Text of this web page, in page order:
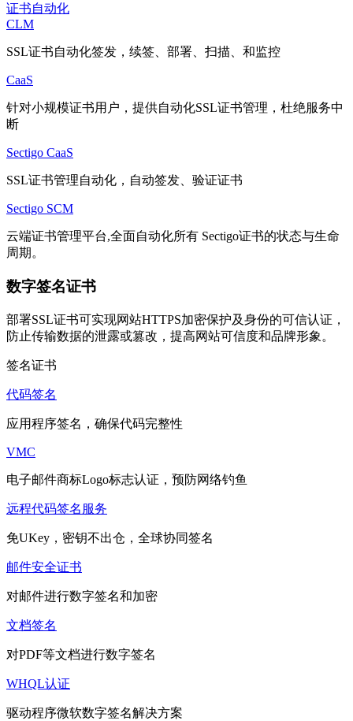
证书自动化
CLM
SSL证书自动化签发，续签、部署、扫描、和监控
CaaS
针对小规模证书用户，提供自动化SSL证书管理，杜绝服务中
断
Sectigo CaaS
SSL证书管理自动化，自动签发、验证证书
Sectigo SCM
云端证书管理平台,全面自动化所有 Sectigo证书的状态与生命
周期。
数字签名证书
部署SSL证书可实现网站HTTPS加密保护及身份的可信认证，
防止传输数据的泄露或篡改，提高网站可信度和品牌形象。
签名证书
代码签名
应用程序签名，确保代码完整性
VMC
电子邮件商标Logo标志认证，预防网络钓鱼
远程代码签名服务
免UKey，密钥不出仓，全球协同签名
邮件安全证书
对邮件进行数字签名和加密
文档签名
对PDF等文档进行数字签名
WHQL认证
驱动程序微软数字签名解决方案